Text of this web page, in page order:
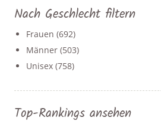
Nach Geschlecht filtern
Frauen (692)
Männer (503)
Unisex (758)
Top-Rankings ansehen